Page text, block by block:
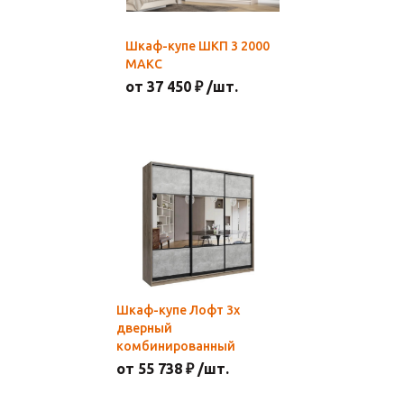
Шкаф-купе ШКП 3 2000
МАКС
от 37 450 ₽ /шт.
Шкаф-купе Лофт 3х
дверный
комбинированный
от 55 738 ₽ /шт.